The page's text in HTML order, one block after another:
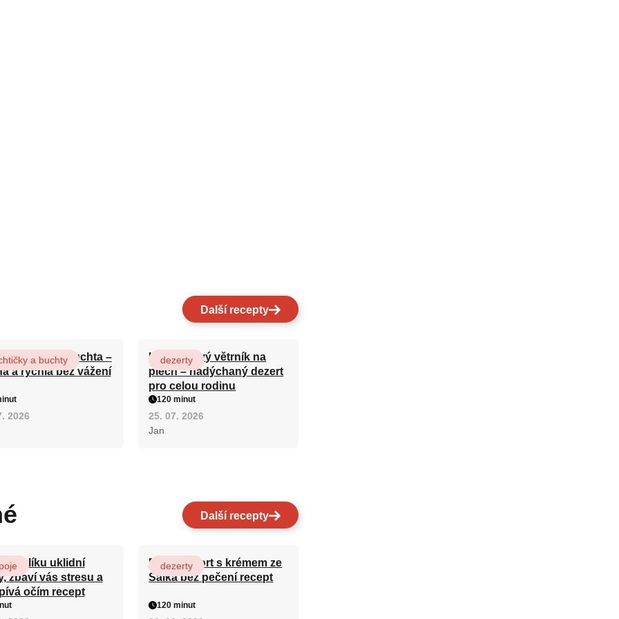
Další recepty
maková buchta –
a rychlá bez vážení
a buchty
2026
Karamelový větrník na
plech – nadýchaný dezert
pro celou rodinu
dezerty
120 minut
25. 07. 2026
Jan
Další recepty
kozlíku uklidní
zbaví vás stresu a
očím recept
Patrový dort s krémem ze
Salka bez pečení recept
dezerty
120 minut